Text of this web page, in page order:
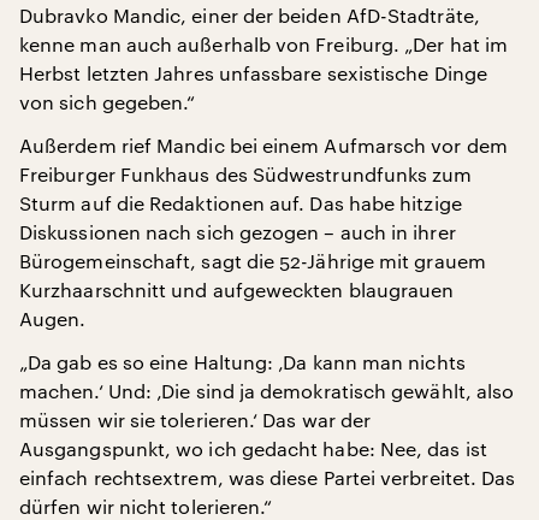
Dubravko Mandic, einer der beiden AfD-Stadträte,
kenne man auch außerhalb von Freiburg. „Der hat im
Herbst letzten Jahres unfassbare sexistische Dinge
von sich gegeben.“
Außerdem rief Mandic bei einem Aufmarsch vor dem
Freiburger Funkhaus des Südwestrundfunks zum
Sturm auf die Redaktionen auf. Das habe hitzige
Diskussionen nach sich gezogen – auch in ihrer
Bürogemeinschaft, sagt die 52-Jährige mit grauem
Kurzhaarschnitt und aufgeweckten blaugrauen
Augen.
„Da gab es so eine Haltung: ‚Da kann man nichts
machen.‘ Und: ‚Die sind ja demokratisch gewählt, also
müssen wir sie tolerieren.‘ Das war der
Ausgangspunkt, wo ich gedacht habe: Nee, das ist
einfach rechtsextrem, was diese Partei verbreitet. Das
dürfen wir nicht tolerieren.“